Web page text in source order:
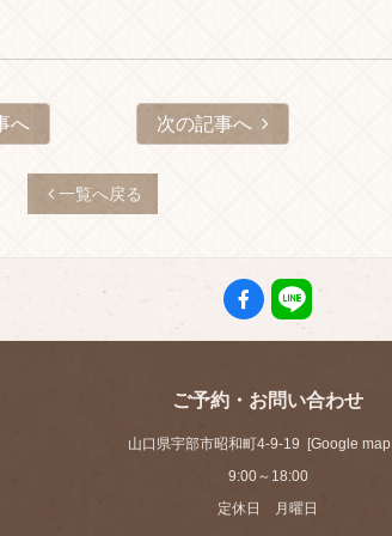
へ 次の記事へ
一覧へ戻る
ご予約・お問い合わせ
山口県宇部市昭和町4-9-19 [Google map
9:00～18:00
定休日 月曜日